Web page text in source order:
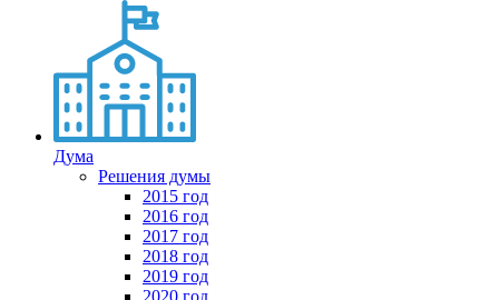
Дума
Решения думы
2015 год
2016 год
2017 год
2018 год
2019 год
2020 год